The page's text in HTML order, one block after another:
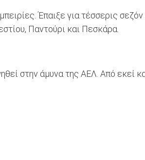
Έπαιξε για τέσσερις σεζόν
Παντούρι και Πεσκάρα.
στην άμυνα της ΑΕΛ. Από εκεί